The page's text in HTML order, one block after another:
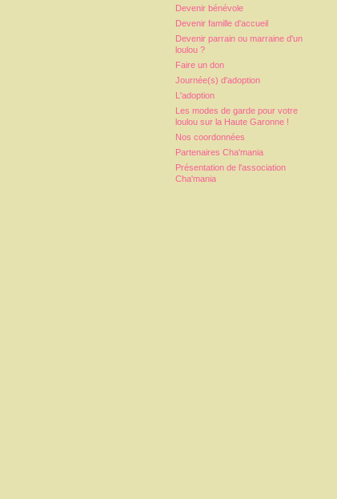
Devenir bénévole
Devenir famille d'accueil
Devenir parrain ou marraine d'un
loulou ?
Faire un don
Journée(s) d'adoption
L'adoption
Les modes de garde pour votre
loulou sur la Haute Garonne !
Nos coordonnées
Partenaires Cha'mania
Présentation de l'association
Cha'mania